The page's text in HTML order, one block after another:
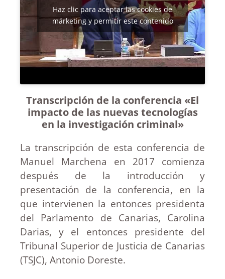
Haz clic para aceptar las cookies de
márketing y permitir este contenido
Transcripción de la conferencia «El
impacto de las nuevas tecnologías
en la investigación criminal»
La transcripción de esta conferencia de
Manuel Marchena en 2017 comienza
después de la introducción y
presentación de la conferencia, en la
que intervienen la entonces presidenta
del Parlamento de Canarias, Carolina
Darias, y el entonces presidente del
Tribunal Superior de Justicia de Canarias
(TSJC), Antonio Doreste.